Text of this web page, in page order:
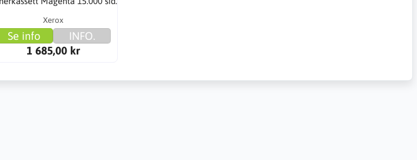
Xerox
Se info
INFO.
1 685,00 kr